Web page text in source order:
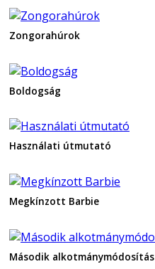
Zongorahúrok
Boldogság
Használati útmutató
Megkínzott Barbie
Második alkotmánymódosítás